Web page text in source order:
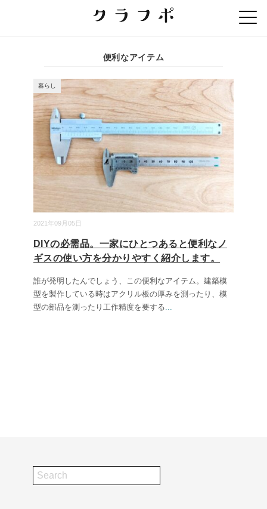
便利なアイテム
2021年09月05日
暮らし
DIYの必需品。一家にひとつあると便利なノ
ギスの使い方を分かりやすく紹介します。
誰が発明したんでしょう、この便利なアイテム。建築模
型を製作している時はアクリル板の厚みを測ったり、模
型の部品を測ったり工作精度を要する...